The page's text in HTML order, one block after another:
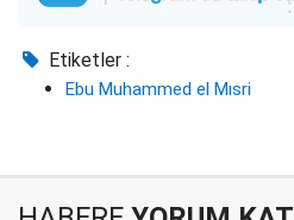
Etiketler :
Ebu Muhammed el Mısri